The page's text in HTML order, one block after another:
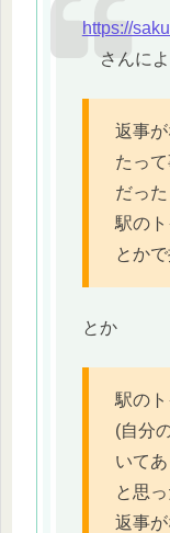
https://
さんによ
返事
たっ
だっ
駅の
とか
とか
駅の
(自分
いて
と思
返事